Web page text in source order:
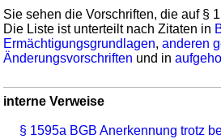
Sie sehen die Vorschriften, die auf §
Die Liste ist unterteilt nach Zitaten in
Ermächtigungsgrundlagen,anderen
Änderungsvorschriften und in
interne Verweise
§ 1595a BGB Anerkennung trotz